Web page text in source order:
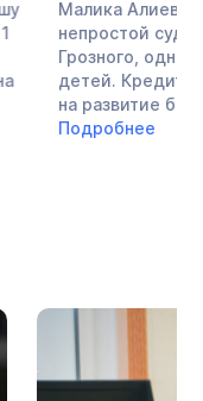
Малика Алиевна
непростой
Грозного, одна
детей. Кредиты в
на развитие
Подробнее